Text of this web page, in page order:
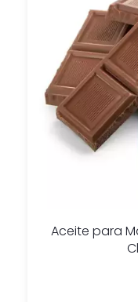
Aceite para